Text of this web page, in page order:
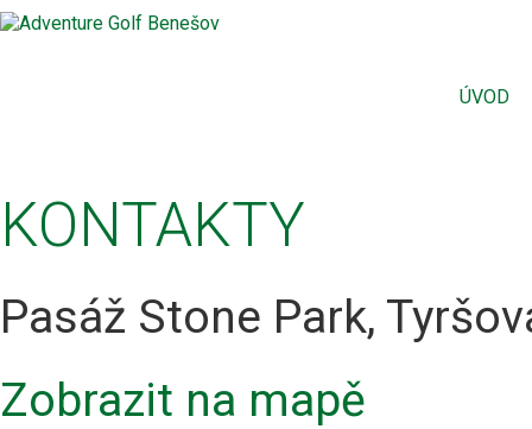
ÚVOD
KONTAKTY
Pasáž Stone Park,
Zobrazit na mapě